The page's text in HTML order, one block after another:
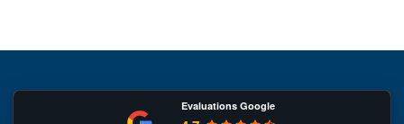
Evaluations Google